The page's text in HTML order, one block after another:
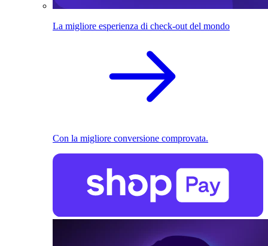
La migliore esperienza di check-out del mondo
Con la migliore conversione comprovata.